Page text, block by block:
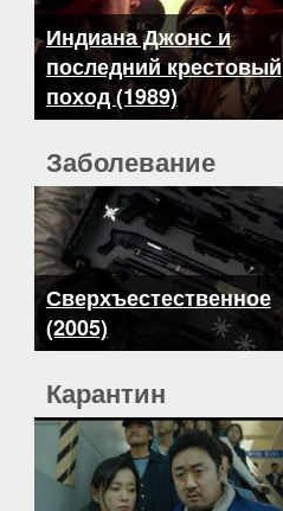
Индиана Джонс и
последний крестовый
поход (1989)
Заболевание
Сверхъестественное
(2005)
Карантин